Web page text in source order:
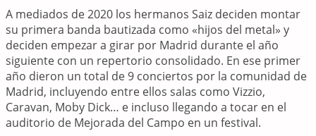
A mediados de 2020 los hermanos Saiz deciden montar
su primera banda bautizada como «hijos del metal» y
deciden empezar a girar por Madrid durante el año
siguiente con un repertorio consolidado. En ese primer
año dieron un total de 9 conciertos por la comunidad de
Madrid, incluyendo entre ellos salas como Vizzio,
Caravan, Moby Dick… e incluso llegando a tocar en el
auditorio de Mejorada del Campo en un festival.